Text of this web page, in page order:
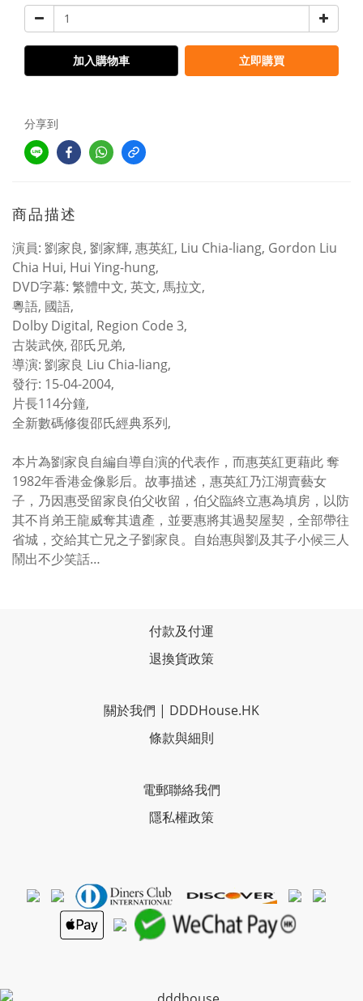
加入購物車 立即購買
分享到
商品描述
演員: 劉家良, 劉家輝, 惠英紅, Liu Chia-liang, Gordon Liu
Chia Hui, Hui Ying-hung,
DVD字幕: 繁體中文, 英文, 馬拉文,
粵語, 國語,
Dolby Digital, Region Code 3,
古裝武俠, 邵氏兄弟,
導演: 劉家良 Liu Chia-liang,
發行: 15-04-2004,
片長114分鐘,
全新數碼修復邵氏經典系列,
本片為劉家良自編自導自演的代表作，而惠英紅更藉此 奪
1982年香港金像影后。故事描述，惠英紅乃江湖賣藝女
子，乃因惠受留家良伯父收留，伯父臨終立惠為填房，以防
其不肖弟王龍威奪其遺產，並要惠將其過契屋契，全部帶往
省城，交給其亡兄之子劉家良。自始惠與劉及其子小候三人
鬧出不少笑話…
付款及付運
退換貨政策
關於我們 | DDDHouse.HK
條款與細則
電郵聯絡我們
隱私權政策